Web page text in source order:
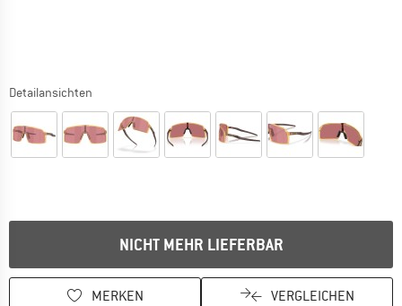
Detailansichten
NICHT MEHR LIEFERBAR
MERKEN VERGLEICHEN